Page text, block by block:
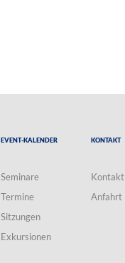
Event-Kalender
Seminare
Termine
Sitzungen
Exkursionen
Kontakt
Kontakt
Anfahrt